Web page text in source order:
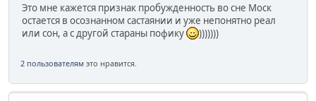
Это мне кажется признак пробужденность во сне Моск
остается в осознанном састаянии и уже непонятно реал
или сон, а с другой стараны пофику
)))))))
2 пользователям это нравится.